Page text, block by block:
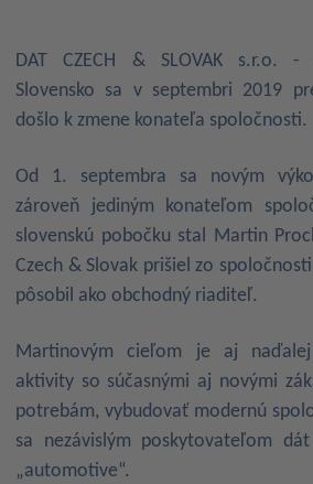
DAT CZECH & SLOVAK s.r.o. -
Slovensko sa v septembri 2019
došlo k zmene konateľa spoločnosti.
Od 1. septembra sa novým
zároveň jediným konateľom
slovenskú pobočku stal Martin
Czech & Slovak prišiel zo
pôsobil ako obchodný riaditeľ.
Martinovým cieľom je aj
aktivity so súčasnými aj novými
potrebám, vybudovať modernú
sa nezávislým poskytovateľom
„automotive“.